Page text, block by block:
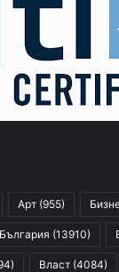
Арт (955)
България (13910)
Власт (4084)